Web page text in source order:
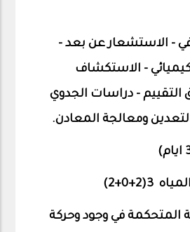
- الاستشعار عن بعد -
- الاستكشاف
التقييم - دراسات الجدوي
ومعالجة المعادن.
2
)
المتحكمة في وجود وحركة